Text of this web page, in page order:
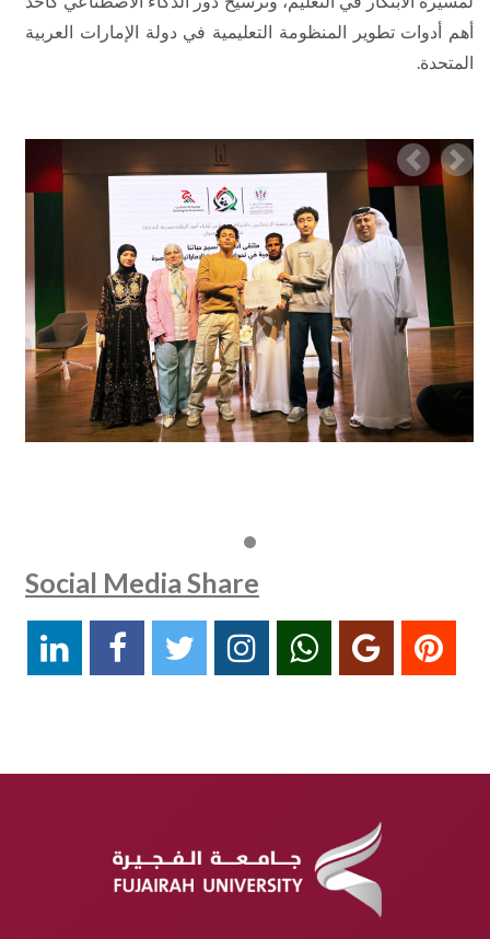
أهم أدوات تطوير المنظومة التعليمية في دولة الإمارات العربية
المتحدة.
Previous
Social Media Share